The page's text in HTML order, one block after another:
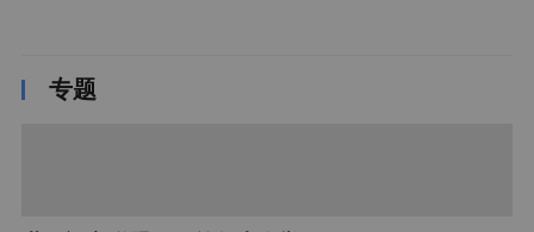
专题